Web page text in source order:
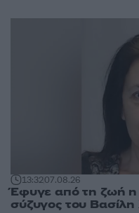
13:3207.08.26
Έφυγε από τη ζωή η
σύζυγος του Βασίλη